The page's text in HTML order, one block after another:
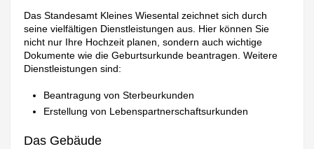
Das Standesamt Kleines Wiesental zeichnet sich durch
seine vielfältigen Dienstleistungen aus. Hier können Sie
nicht nur Ihre Hochzeit planen, sondern auch wichtige
Dokumente wie die Geburtsurkunde beantragen. Weitere
Dienstleistungen sind:
Beantragung von Sterbeurkunden
Erstellung von Lebenspartnerschaftsurkunden
Das Gebäude